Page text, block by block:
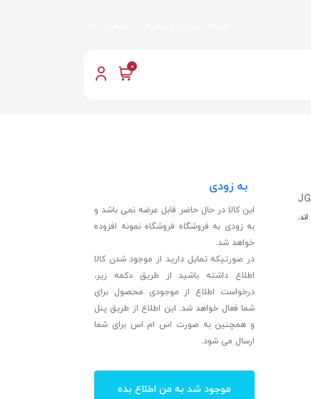
0
به زودی
این کالا در حال حاضر قابل عرضه نمی باشد و
به زودی به فروشگاه فروشگاه نمونه افزوده
خواهد شد.
در صورتیکه تمایل دارید از موجود شدن کالا
اطلاع داشته باشید از طریق دکمه زیر،
درخواست اطلاع از موجودی محصول برای
شما فعال خواهد شد. این اطلاع از طریق پنل
و همچنین به صورت اس ام اس برای شما
ارسال می شود.
موجود شد به من اطلاع بده